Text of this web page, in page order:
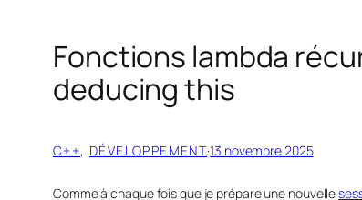
Fonctions lambda
deducing this
C++, DÉVELOPPEMENT·13 novembre 2025
Comme à chaque fois que je prépare une nouvelle